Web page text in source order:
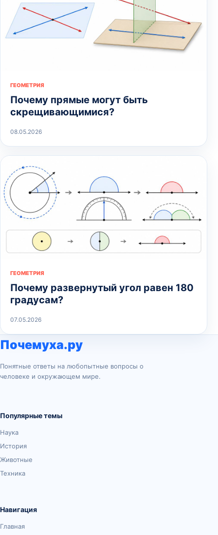
ГЕОМЕТРИЯ
Почему прямые могут быть
скрещивающимися?
08.05.2026
ГЕОМЕТРИЯ
Почему развернутый угол равен 180
градусам?
07.05.2026
Почемуха.ру
Понятные ответы на любопытные вопросы о
человеке и окружающем мире.
Популярные темы
Наука
История
Животные
Техника
Навигация
Главная